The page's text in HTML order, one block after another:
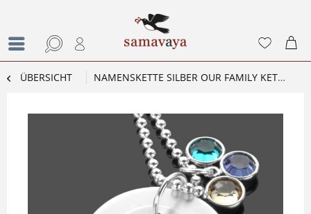
ÜBERSICHT NAMENSKETTE SILBER OUR FAMILY KETTE MIT NAMEN